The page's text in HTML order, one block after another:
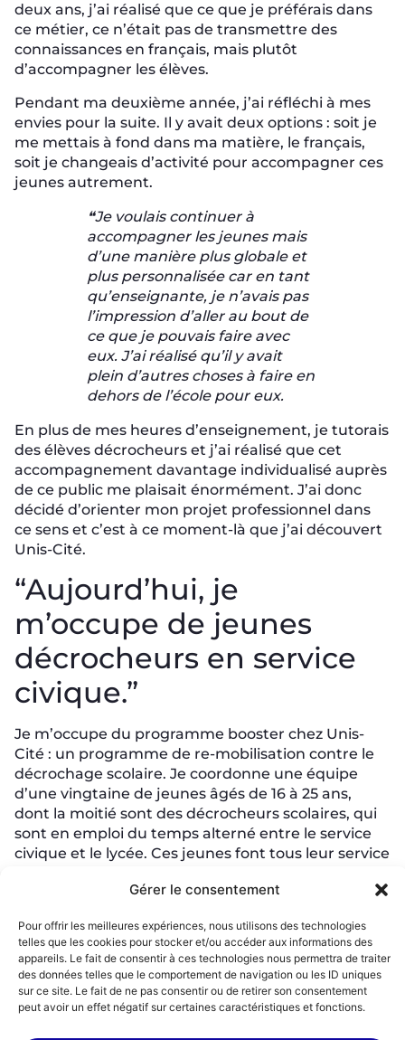
Gérer le consentement
Pour offrir les meilleures expériences, nous utilisons des technologies
telles que les cookies pour stocker et/ou accéder aux informations des
appareils. Le fait de consentir à ces technologies nous permettra de traiter
des données telles que le comportement de navigation ou les ID uniques
sur ce site. Le fait de ne pas consentir ou de retirer son consentement
peut avoir un effet négatif sur certaines caractéristiques et fonctions.
deux ans, j’ai réalisé que ce que je préférais dans
ce métier, ce n’était pas de transmettre des
connaissances en français, mais plutôt
d’accompagner les élèves.
Pendant ma deuxième année, j’ai réfléchi à mes
envies pour la suite. Il y avait deux options : soit je
me mettais à fond dans ma matière, le français,
soit je changeais d’activité pour accompagner ces
jeunes autrement.
❝Je voulais continuer à
accompagner les jeunes mais
d’une manière plus globale et
plus personnalisée car en tant
qu’enseignante, je n’avais pas
l’impression d’aller au bout de
ce que je pouvais faire avec
eux. J’ai réalisé qu’il y avait
plein d’autres choses à faire en
dehors de l’école pour eux.
En plus de mes heures d’enseignement, je tutorais
des élèves décrocheurs et j’ai réalisé que cet
accompagnement davantage individualisé auprès
de ce public me plaisait énormément. J’ai donc
décidé d’orienter mon projet professionnel dans
ce sens et c’est à ce moment-là que j’ai découvert
Unis-Cité.
“Aujourd’hui, je
m’occupe de jeunes
décrocheurs en service
civique.”
Je m’occupe du programme booster chez Unis-
Cité : un programme de re-mobilisation contre le
décrochage scolaire. Je coordonne une équipe
d’une vingtaine de jeunes âgés de 16 à 25 ans,
dont la moitié sont des décrocheurs scolaires, qui
sont en emploi du temps alterné entre le service
civique et le lycée. Ces jeunes font tous leur service
solidarité diverses. Ils font par exemple des
de l’animation auprès de réfugiés et en maisons
de retraite, ou encore de la distribution alimentaire
avec les restos du cœur.